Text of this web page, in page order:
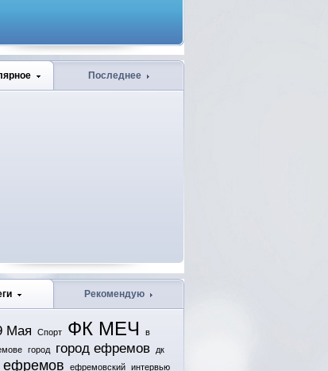
Последнее
Рекомендую
Мая Спорт ФК МЕЧ
в
город город ефремов
дк
ефремов ефремовский интервью